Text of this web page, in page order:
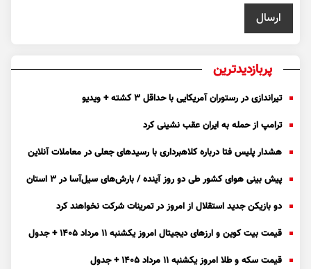
پربازدیدترین
تیراندازی در رستوران آمریکایی با حداقل ۳ کشته + ویدیو
ترامپ از حمله به ایران عقب نشینی کرد
هشدار پلیس فتا درباره کلاهبرداری با رسید‌های جعلی در معاملات آنلاین
پیش بینی هوای کشور طی دو روز آینده / بارش‌های سیل‌آسا در ۳ استان
دو بازیکن جدید استقلال از امروز در تمرینات شرکت نخواهند کرد
قیمت بیت کوین و ارز‌های دیجیتال امروز یکشنبه ۱۱ مرداد ۱۴۰۵ + جدول
قیمت سکه و طلا امروز یکشنبه ۱۱ مرداد ۱۴۰۵ + جدول